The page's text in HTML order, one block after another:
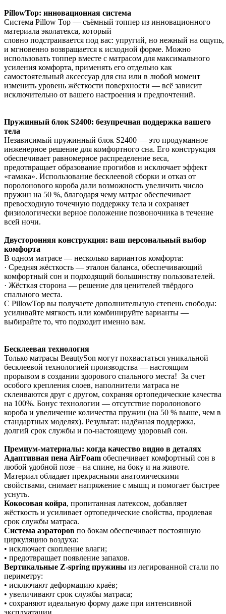
PillowTop: инновационная система
Система Pillow Top — съёмный топпер из инновационного
материала эколатекса, который
словно подстраивается под вас: упругий, но нежный на
и мгновенно возвращается к исходной форме. Можно
использовать топпер вместе с матрасом для максимального
усиления комфорта, применять его отдельно как
самостоятельный аксессуар для сна или в любой момент
изменить уровень жёсткости поверхности — всё зависит
исключительно от вашего настроения и предпочтений.
Пружинный блок S2400: безупречная поддержка вашего
тела
Независимый пружинный блок S2400 — это продуманное
инженерное решение для комфортного сна. Его конструкция
обеспечивает равномерное распределение веса,
предотвращает образование прогибов и исключает эффект
«гамака». Использование бесклеевой сборки и отказ от
поролонового короба дали возможность увеличить число
пружин на 50 %, благодаря чему матрас обеспечивает
превосходную точечную поддержку тела и сохраняет
физиологически верное положение позвоночника в течение
всей ночи.
Двусторонняя конструкция: ваш персональный выбор
комфорта
В одном матрасе — несколько вариантов комфорта:
· Средняя жёсткость — эталон баланса, обеспечивающий
комфортный сон и подходящий большинству пользователей.
· Жёсткая сторона — решение для ценителей твёрдого
спального места.
С PillowTop вы получаете дополнительную степень свободы:
усиливайте мягкость или комбинируйте варианты —
выбирайте то, что подходит именно вам.
Бесклеевая технология
Только матрасы BeautySon могут похвастаться уникальной
бесклеевой технологией производства — настоящим
прорывом в создании здорового спального места! За счет
особого крепления слоев, наполнители матраса не
склеиваются друг с другом, сохраняя ортопедические качества
на 100%. Бонус технологии — отсутствие поролонового
короба и увеличение количества пружин (на 50 % выше, чем в
стандартных моделях). Результат: надёжная поддержка,
долгий срок службы и по‑настоящему здоровый сон.
Премиум‑материалы: когда качество видно в деталях
Адаптивная пена AirFoam обеспечивает комфортный сон в
любой удобной позе – на спине, на боку и на животе.
Материал обладает прекрасными анатомическими
свойствами, снимает напряжение с мышц и помогает быстрее
уснуть.
Кокосовая койра, пропитанная латексом, добавляет
жёсткость и усиливает ортопедические свойства, продлевая
срок службы матраса.
Система аэраторов по бокам обеспечивает постоянную
циркуляцию воздуха:
• исключает скопление влаги;
• предотвращает появление запахов.
Вертикальные Z-spring пружины из легированной стали по
периметру:
• исключают деформацию краёв;
• увеличивают срок службы матраса;
• сохраняют идеальную форму даже при интенсивной